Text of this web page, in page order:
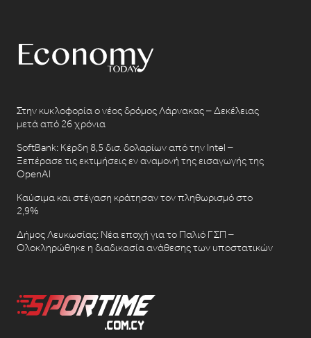
Στην κυκλοφορία ο νέος δρόμος Λάρνακας – Δεκέλειας
μετά από 26 χρόνια
SoftBank: Κέρδη 8,5 δισ. δολαρίων από την Intel –
Ξεπέρασε τις εκτιμήσεις εν αναμονή της εισαγωγής της
OpenAI
Καύσιμα και στέγαση κράτησαν τον πληθωρισμό στο
2,9%
Δήμος Λευκωσίας: Νέα εποχή για το Παλιό ΓΣΠ –
Ολοκληρώθηκε η διαδικασία ανάθεσης των υποστατικών